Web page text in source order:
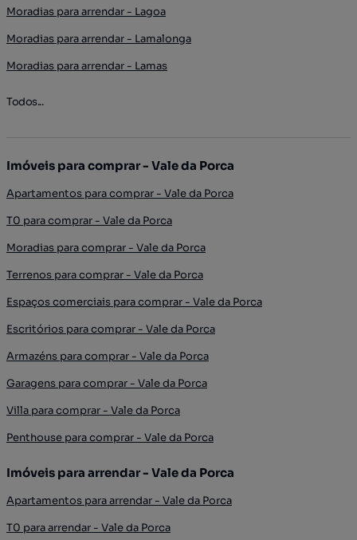
Moradias para arrendar - Lagoa
Moradias para arrendar - Lamalonga
Moradias para arrendar - Lamas
Todos...
Imóveis para comprar - Vale da Porca
Apartamentos para comprar - Vale da Porca
T0 para comprar - Vale da Porca
Moradias para comprar - Vale da Porca
Terrenos para comprar - Vale da Porca
Espaços comerciais para comprar - Vale da Porca
Escritórios para comprar - Vale da Porca
Armazéns para comprar - Vale da Porca
Garagens para comprar - Vale da Porca
Villa para comprar - Vale da Porca
Penthouse para comprar - Vale da Porca
Imóveis para arrendar - Vale da Porca
Apartamentos para arrendar - Vale da Porca
T0 para arrendar - Vale da Porca